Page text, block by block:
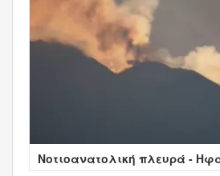
Νοτιοανατολική πλευρά -